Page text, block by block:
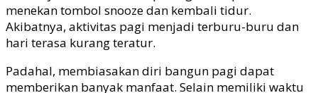
menekan tombol snooze dan kembali tidur.
Akibatnya, aktivitas pagi menjadi terburu-buru dan
hari terasa kurang teratur.
Padahal, membiasakan diri bangun pagi dapat
memberikan banyak manfaat. Selain memiliki waktu